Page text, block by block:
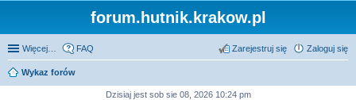
forum.hutnik.krakow.pl
Więcej… FAQ Zaloguj się
Zarejestruj się
Wykaz forów
Dzisiaj jest sob sie 08, 2026 10:24 pm